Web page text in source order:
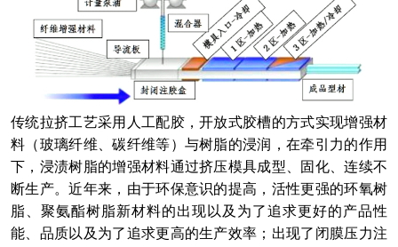
传统拉挤工艺采用人工配胶，开放式胶槽的方式实现增强材
料（玻璃纤维、碳纤维等）与树脂的浸润，在牵引力的作用
下，浸渍树脂的增强材料通过挤压模具成型、固化、连续不
断生产。近年来，由于环保意识的提高，活性更强的环氧树
脂、聚氨酯树脂新材料的出现以及为了追求更好的产品性
能、品质以及为了追求更高的生产效率；出现了闭膜压力注